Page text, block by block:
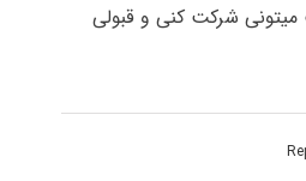
شرکت کنی و قبولی